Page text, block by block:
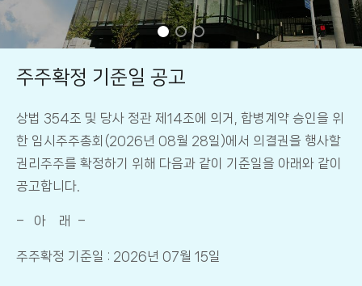
주주확정 기준일 공고
상법 354조 및 당사 정관 제14조에 의거, 합병계약 승인을 위
한 임시주주총회(2026년 08월 28일)에서 의결권을 행사할
권리주주를 확정하기 위해 다음과 같이 기준일을 아래와 같이
공고합니다.
– 아 래 –
주주확정 기준일 : 2026년 07월 15일